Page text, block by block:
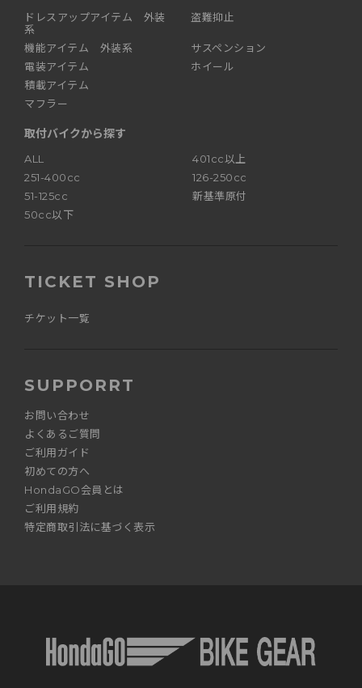
ドレスアップアイテム 外装
系
機能アイテム 外装系
電装アイテム
積載アイテム
マフラー
盗難抑止
サスペンション
ホイール
取付バイクから探す
ALL
401cc以上
251-400cc
126-250cc
51-125cc
新基準原付
50cc以下
TICKET SHOP
チケット一覧
SUPPORRT
お問い合わせ
よくあるご質問
ご利用ガイド
初めての方へ
HondaGO会員とは
ご利用規約
特定商取引法に基づく表示